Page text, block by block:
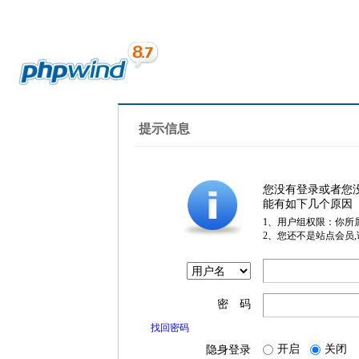
提示信息
您没有登录或者您
能有如下几个原因
1、用户组权限：你所
2、您还不是站点会员
密 码
找回密码
隐身登录 开启 关闭